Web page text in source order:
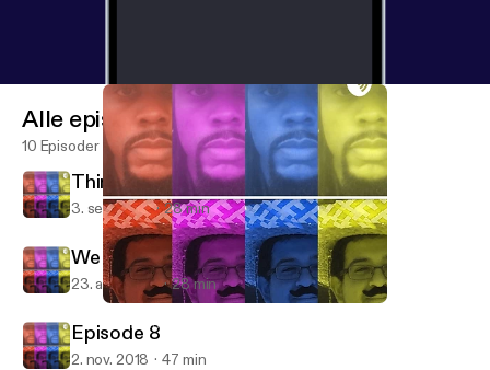
Moore and Silva
Alle episoder
10 Episoder
Things to think about!
3. sep. 2019 28 min
We back at it!
23. aug. 2019 28 min
Episode 8
2. nov. 2018 47 min